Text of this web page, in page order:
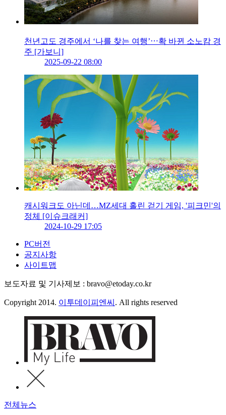
천년고도 경주에서 ‘나를 찾는 여행’⋯확 바뀐 소노캄 경
주 [가보니]
2025-09-22 08:00
캐시워크도 아닌데…MZ세대 홀린 걷기 게임, '피크민'의
정체 [이슈크래커]
2024-10-29 17:05
PC버전
공지사항
사이트맵
보도자료 및 기사제보 : bravo@etoday.co.kr
Copyright 2014. 이투데이피엔씨 . All rights reserved
전체뉴스